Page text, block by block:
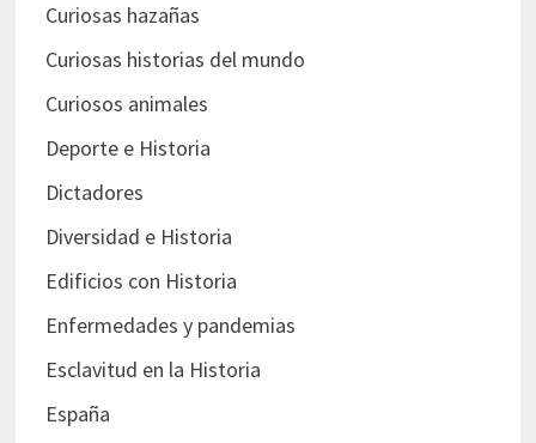
Curiosas hazañas
Curiosas historias del mundo
Curiosos animales
Deporte e Historia
Dictadores
Diversidad e Historia
Edificios con Historia
Enfermedades y pandemias
Esclavitud en la Historia
España